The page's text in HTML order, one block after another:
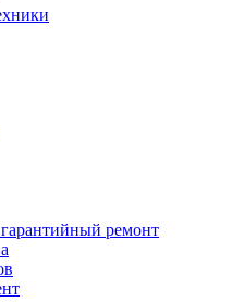
ремонт